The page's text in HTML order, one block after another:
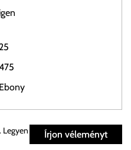
igen
25
Ebony
Írjon véleményt
Legyen